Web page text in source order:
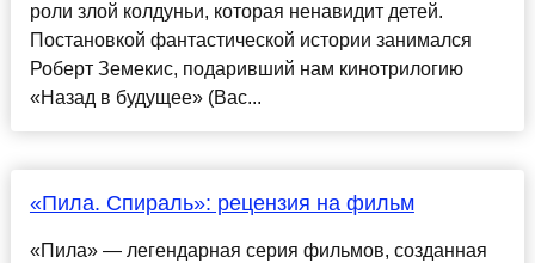
роли злой колдуньи, которая ненавидит детей.
Постановкой фантастической истории занимался
Роберт Земекис, подаривший нам кинотрилогию
«Назад в будущее» (Bac...
«Пила. Спираль»: рецензия на фильм
«Пила» — легендарная серия фильмов, созданная